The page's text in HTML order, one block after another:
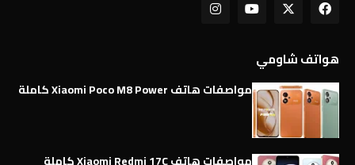
هواتف شاومي
مواصفات هاتف Xiaomi Poco M8 Power كاملة
مواصفات هاتف Xiaomi Redmi 17C كاملة